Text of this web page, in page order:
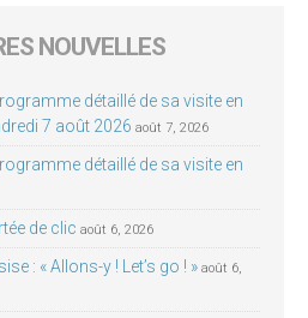
NOUVELLES
détaillé de sa visite en
7 août 2026 août 7, 2026
détaillé de sa visite en
de clic août 6, 2026
: « Allons-y ! Let’s go ! » août 6,